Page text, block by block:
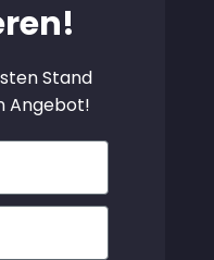
Stand
Angebot!